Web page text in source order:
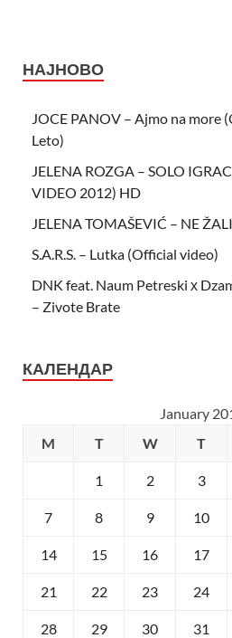
НАЈНОВО
JOCE PANOV – Ajmo na more
Leto)
JELENA ROZGA – SOLO
VIDEO 2012) HD
JELENA TOMAŠEVIĆ – NE
S.A.R.S. – Lutka (Official video)
DNK feat. Naum Petreski х
– Zivote Brate
КАЛЕНДАР
January
M
T W T
1 2 3
7 8 9 10
14 15 16 17
21 22 23 24
28 29 30 31